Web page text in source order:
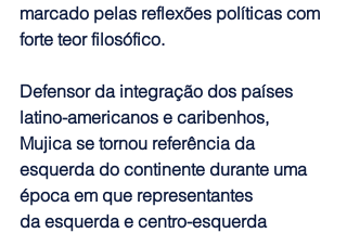
marcado pelas reflexões políticas com
forte teor filosófico.
Defensor da integração dos países
latino-americanos e caribenhos,
Mujica se tornou referência da
esquerda do continente durante uma
época em que representantes
da esquerda e centro-esquerda